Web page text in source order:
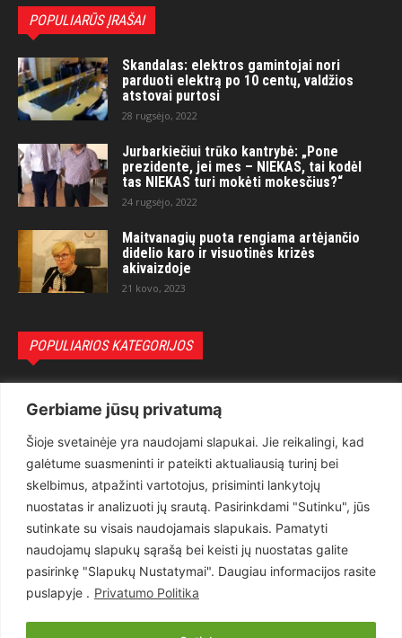
Gerbiame jūsų privatumą
Šioje svetainėje yra naudojami slapukai. Jie reikalingi, kad
galėtume suasmeninti ir pateikti aktualiausią turinį bei
skelbimus, atpažinti vartotojus, prisiminti lankytojų
nuostatas ir analizuoti jų srautą. Pasirinkdami "Sutinku", jūs
sutinkate su visais naudojamais slapukais. Pamatyti
naudojamų slapukų sąrašą bei keisti jų nuostatas galite
pasirinkę "Slapukų Nustatymai". Daugiau informacijos rasite
puslapyje . Privatumo Politika
POPULIARŪS ĮRAŠAI
Skandalas: elektros gamintojai nori
parduoti elektrą po 10 centų, valdžios
atstovai purtosi
28 rugsėjo, 2022
Jurbarkiečiui trūko kantrybė: „Pone
prezidente, jei mes – NIEKAS, tai kodėl
tas NIEKAS turi mokėti mokesčius?“
24 rugsėjo, 2022
Maitvanagių puota rengiama artėjančio
didelio karo ir visuotinės krizės
akivaizdoje
21 kovo, 2023
POPULIARIOS KATEGORIJOS
Teisėsauga
1497
Aktualu
Lietuva
619
Pasaulis
Статьи на русском
Articles in english